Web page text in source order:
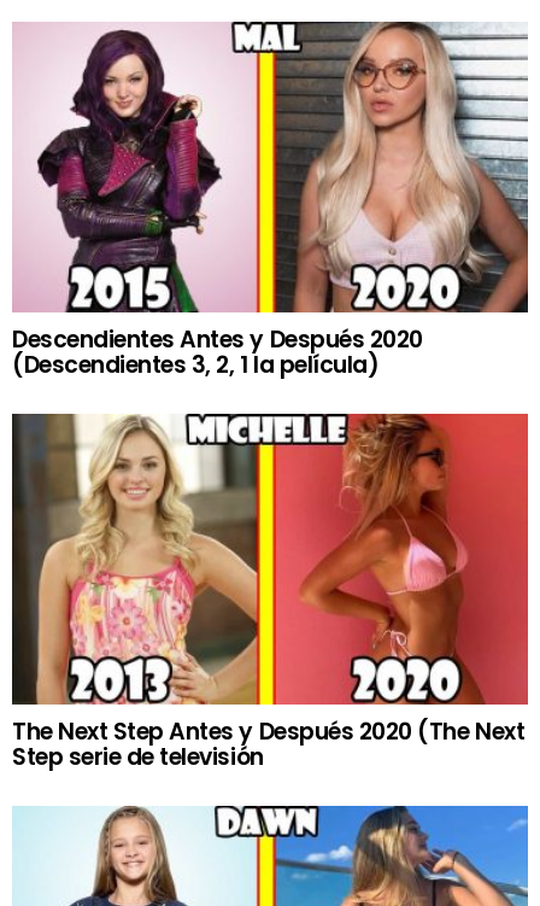
Descendientes Antes y Después 2020
(Descendientes 3, 2, 1 la película)
The Next Step Antes y Después 2020 (The Next
Step serie de televisión